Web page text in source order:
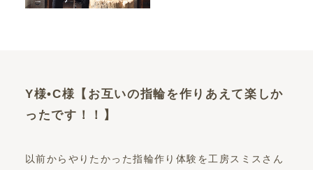
Y様•C様【お互いの指輪を作りあえて楽しか
ったです！！】
以前からやりたかった指輪作り体験を工房スミスさん